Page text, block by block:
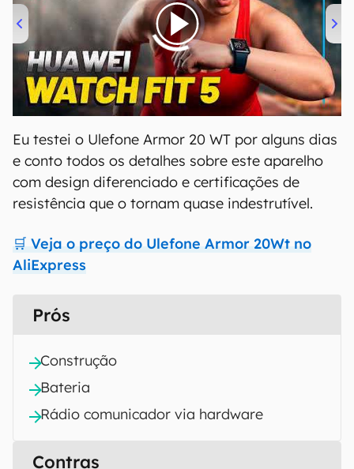
00:00/04:51
Eu testei o Ulefone Armor 20 WT por alguns dias
e conto todos os detalhes sobre este aparelho
com design diferenciado e certificações de
resistência que o tornam quase indestrutível.
🛒 Veja o preço do Ulefone Armor 20Wt no
AliExpress
Prós
Construção
Bateria
Rádio comunicador via hardware
Contras